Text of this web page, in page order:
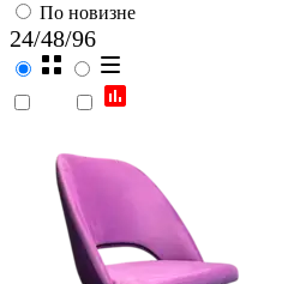
По новизне
24/48/96